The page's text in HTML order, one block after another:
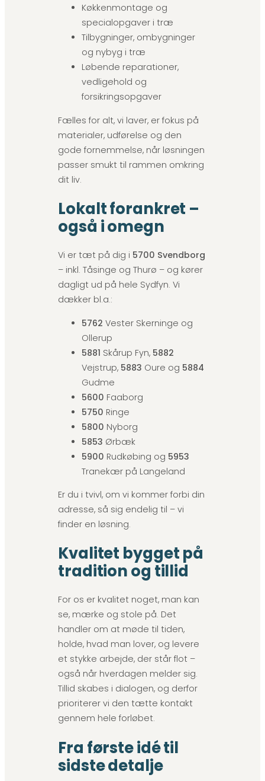
Køkkenmontage og
specialopgaver i træ
Tilbygninger, ombygninger
og nybyg i træ
Løbende reparationer,
vedligehold og
forsikringsopgaver
Fælles for alt, vi laver, er fokus på
materialer, udførelse og den
gode fornemmelse, når løsningen
passer smukt til rammen omkring
dit liv.
Lokalt forankret –
også i omegn
Vi er tæt på dig i 5700 Svendborg
– inkl. Tåsinge og Thurø – og kører
dagligt ud på hele Sydfyn. Vi
dækker bl.a.:
5762 Vester Skerninge og
Ollerup
5881 Skårup Fyn, 5882
Vejstrup, 5883 Oure og 5884
Gudme
5600 Faaborg
5750 Ringe
5800 Nyborg
5853 Ørbæk
5900 Rudkøbing og 5953
Tranekær på Langeland
Er du i tvivl, om vi kommer forbi din
adresse, så sig endelig til – vi
finder en løsning.
Kvalitet bygget på
tradition og tillid
For os er kvalitet noget, man kan
se, mærke og stole på. Det
handler om at møde til tiden,
holde, hvad man lover, og levere
et stykke arbejde, der står flot –
også når hverdagen melder sig.
Tillid skabes i dialogen, og derfor
prioriterer vi den tætte kontakt
gennem hele forløbet.
Fra første idé til
sidste detalje